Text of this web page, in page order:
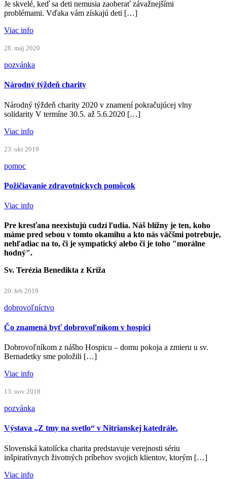
Je skvelé, keď sa deti nemusia zaoberať závažnejšími
problémami. Vďaka vám získajú deti […]
Viac info
28. máj 2020
pozvánka
Národný týždeň charity
Národný týždeň charity 2020 v znamení pokračujúcej vlny
solidarity V termíne 30.5. až 5.6.2020 […]
Viac info
23. okt 2019
pomoc
Požičiavanie zdravotníckych pomôcok
Viac info
Pre kresťana neexistujú cudzí ľudia. Náš blížny je ten, koho
máme pred sebou v tomto okamihu a kto nás väčšmi potrebuje,
nehľadiac na to, či je sympatický alebo či je toho "morálne
hodný".
Sv. Terézia Benedikta z Kríža
20. feb 2019
dobrovoľníctvo
Čo znamená byť dobrovoľníkom v hospici
Dobrovoľníkom z nášho Hospicu – domu pokoja a zmieru u sv.
Bernadetky sme položili […]
Viac info
13. nov 2018
pozvánka
Výstava „Z tmy na svetlo“ v Nitrianskej katedrále.
Slovenská katolícka charita predstavuje verejnosti sériu
inšpiratívnych životných príbehov svojich klientov, ktorým […]
Viac info